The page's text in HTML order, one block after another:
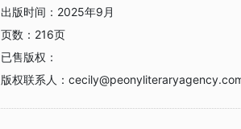
出版时间： 2025年9月
页数： 216页
已售版权：
版权联系人：